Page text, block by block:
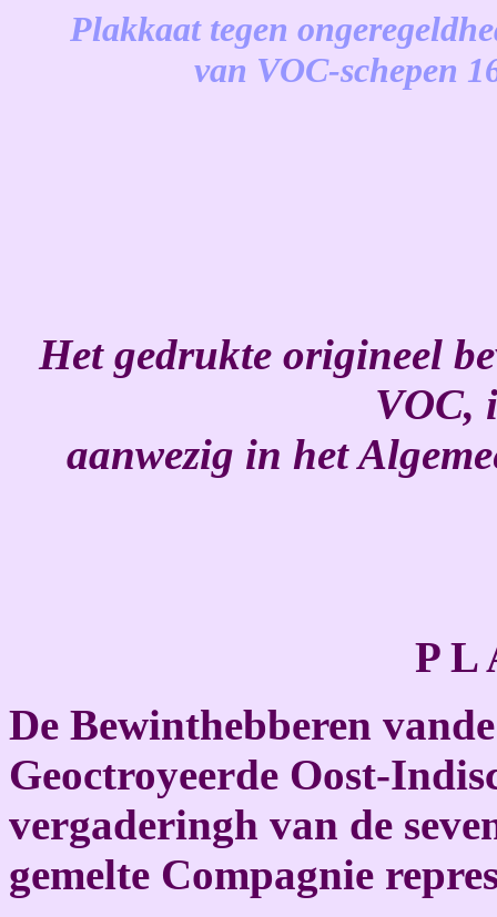
Plakkaattegen
van VOC-schepen
Het gedrukte origineel
VOC,
aanwezig in het
P L
De Bewinthebberen
Geoctroyeerde Oost-
vergaderingh van de
gemelte Compagnie